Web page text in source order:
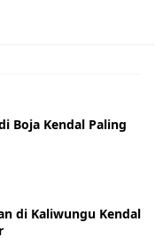
Boja Kendal Paling
di Kaliwungu Kendal